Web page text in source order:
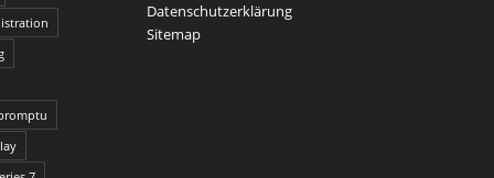
Datenschutzerklärung
Sitemap